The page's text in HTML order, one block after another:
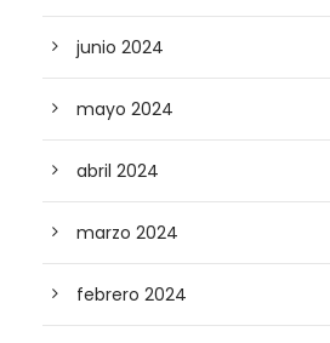
junio 2024
mayo 2024
abril 2024
marzo 2024
febrero 2024